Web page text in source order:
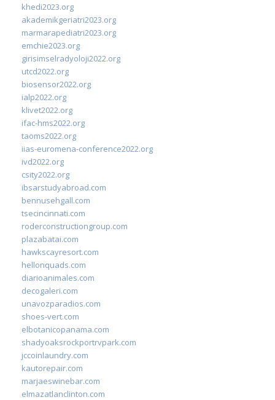
khedi2023.org
akademikgeriatri2023.org
marmarapediatri2023.org
emchie2023.org
girisimselradyoloji2022.org
utcd2022.org
biosensor2022.org
ialp2022.org
klivet2022.org
ifac-hms2022.org
taoms2022.org
iias-euromena-conference2022.org
ivd2022.org
csity2022.org
ibsarstudyabroad.com
bennusehgall.com
tsecincinnati.com
roderconstructiongroup.com
plazabatai.com
hawkscayresort.com
hellonquads.com
diarioanimales.com
decogaleri.com
unavozparadios.com
shoes-vert.com
elbotanicopanama.com
shadyoaksrockportrvpark.com
jccoinlaundry.com
kautorepair.com
marjaeswinebar.com
elmazatlanclinton.com